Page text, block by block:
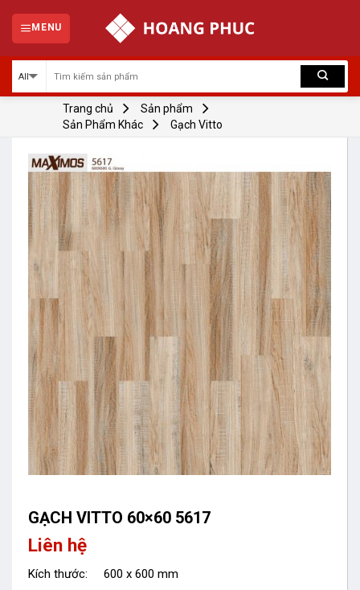
content
MENU
Trang chủ
Sản phẩm
Sản Phẩm Khác
Gạch Vitto
GẠCH VITTO 60×60 5617
Liên hệ
Kích thước: 600 x 600 mm